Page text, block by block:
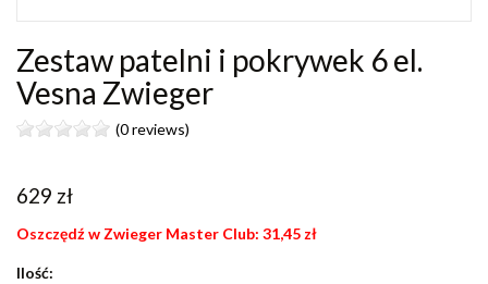
Zestaw patelni i pokrywek 6 el.
Vesna Zwieger
(0 reviews)
629 zł
Oszczędź w Zwieger Master Club: 31,45 zł
Ilość: